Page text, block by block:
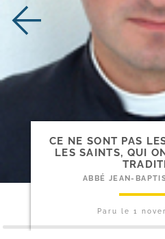
CE NE SONT PAS
LES SAINTS, QUI
ABBÉ JEAN-
Paru le 1